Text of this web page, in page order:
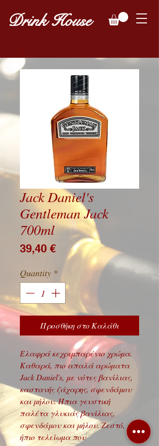
Drink House
Jack Daniel's
Gentleman Jack
700ml
39,40 €Price
Quantity *
Προσθήκη στο Καλάθι
Ελαφρά κεχριμπαρένιο χρώμα.
Καθαρά, πιο απαλά αρώματα
Jack Daniel's, με νότες βανίλιας,
καστανής ζάχαρης, σφενδάμου
και μήλου. Ήπια γευστική
παλέτα γλυκιάς βανίλιας,
σφενδάμου και μήλου. Ζεστό,
ήπιο τελείωμα που